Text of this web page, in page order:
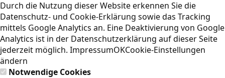
Durch die Nutzung dieser Website erkennen Sie die
Datenschutz- und Cookie-Erklärung sowie das Tracking
mittels Google Analytics an. Eine Deaktivierung von Google
Analytics ist in der Datenschutzerklärung auf dieser Seite
jederzeit möglich. ImpressumOKCookie-Einstellungen
ändern
Notwendige Cookies